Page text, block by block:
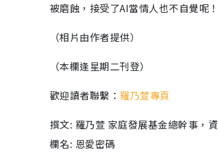
被磨蝕，接受了AI當情人也不自覺呢！
（相片由作者提供）
（本欄逢星期二刊登）
歡迎讀者聯繫： 羅乃萱專頁
撰文: 羅乃萱 家庭發展基金總幹事，
欄名: 恩愛密碼